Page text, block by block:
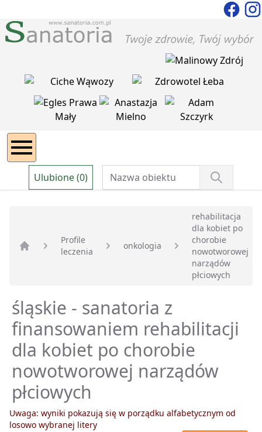
Ulubione (0)
Strona główna
Profile
leczenia
onkologia
rehabilitacja
dla kobiet po
chorobie
nowotworowej
narządów
płciowych
śląskie - sanatoria z
finansowaniem rehabilitacji
dla kobiet po chorobie
nowotworowej narządów
płciowych
Uwaga: wyniki pokazują się w porządku alfabetycznym od
losowo wybranej litery